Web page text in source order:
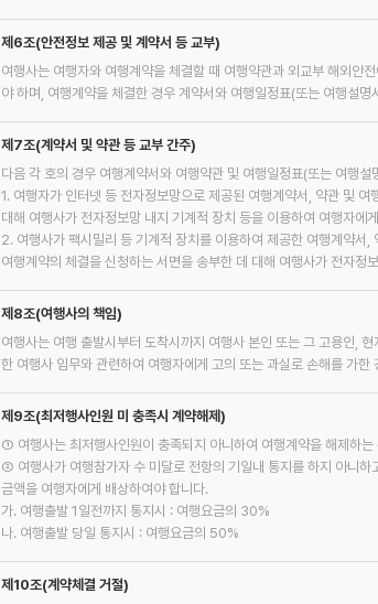
제6조(안전정보 제공 및 계약서 등 교부)
여행사는 여행자와 여행계약을 체결할 때 여행약관과 외교부 해외
야 하며, 여행계약을 체결한 경우 계약서와 여행일정표(또는 여행설
제7조(계약서 및 약관 등 교부 간주)
다음 각 호의 경우 여행계약서와 여행약관 및 여행일정표(또는 여행
1. 여행자가 인터넷 등 전자정보망으로 제공된 여행계약서, 약관 및
대해 여행사가 전자정보망 내지 기계적 장치 등을 이용하여 여행자에
2. 여행사가 팩시밀리 등 기계적 장치를 이용하여 제공한 여행계약
여행계약의 체결을 신청하는 서면을 송부한 데 대해 여행사가 전자
제8조(여행사의 책임)
여행사는 여행 출발시부터 도착시까지 여행사 본인 또는 그 고용인,
한 여행사 임무와 관련하여 여행자에게 고의 또는 과실로 손해를 가한
제9조(최저행사인원 미 충족시 계약해제)
① 여행사는 최저행사인원이 충족되지 아니하여 여행계약을 해제하
② 여행사가 여행참가자 수 미달로 전항의 기일내 통지를 하지 아니
금액을 여행자에게 배상하여야 합니다.
가. 여행출발 1일전까지 통지시 : 여행요금의 30%
나. 여행출발 당일 통지시 : 여행요금의 50%
제10조(계약체결 거절)